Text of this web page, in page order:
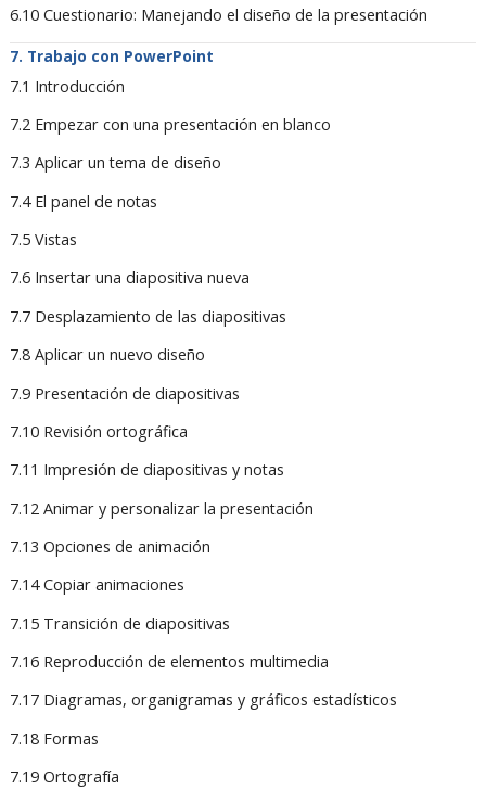
6.10 Cuestionario: Manejando el diseño de la presentación
Trabajo con PowerPoint
7.1 Introducción
7.2 Empezar con una presentación en blanco
7.3 Aplicar un tema de diseño
7.4 El panel de notas
7.5 Vistas
7.6 Insertar una diapositiva nueva
7.7 Desplazamiento de las diapositivas
7.8 Aplicar un nuevo diseño
7.9 Presentación de diapositivas
7.10 Revisión ortográfica
7.11 Impresión de diapositivas y notas
7.12 Animar y personalizar la presentación
7.13 Opciones de animación
7.14 Copiar animaciones
7.15 Transición de diapositivas
7.16 Reproducción de elementos multimedia
7.17 Diagramas, organigramas y gráficos estadísticos
7.18 Formas
7.19 Ortografía